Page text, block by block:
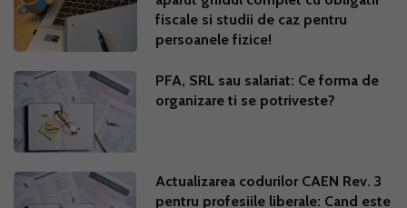
fiscale si studii de caz pentru
persoanele fizice!
PFA, SRL sau salariat: Ce forma de
organizare ti se potriveste?
Actualizarea codurilor CAEN Rev. 3
pentru profesiile liberale: Cand este